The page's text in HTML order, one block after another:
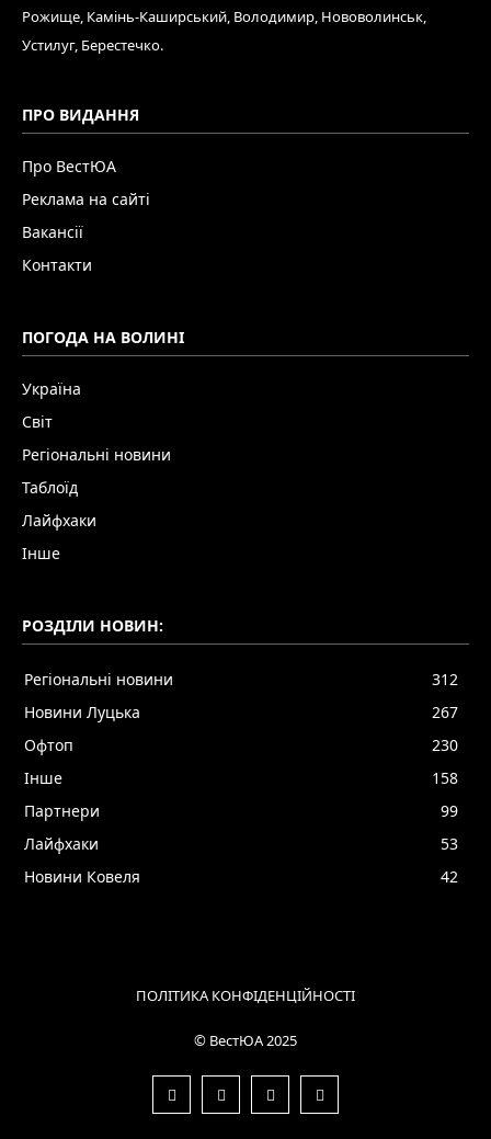
Рожище, Камінь-Каширський, Володимир, Нововолинськ,
Устилуг, Берестечко.
ПРО ВИДАННЯ
Про ВестЮА
Реклама на сайті
Вакансії
Контакти
ПОГОДА НА ВОЛИНІ
Україна
Світ
Регіональні новини
Таблоїд
Лайфхаки
Інше
РОЗДІЛИ НОВИН:
Регіональні новини
312
Новини Луцька
267
Офтоп
230
Інше
158
Партнери
99
Лайфхаки
53
Новини Ковеля
42
ПОЛІТИКА КОНФІДЕНЦІЙНОСТІ
© ВестЮА 2025